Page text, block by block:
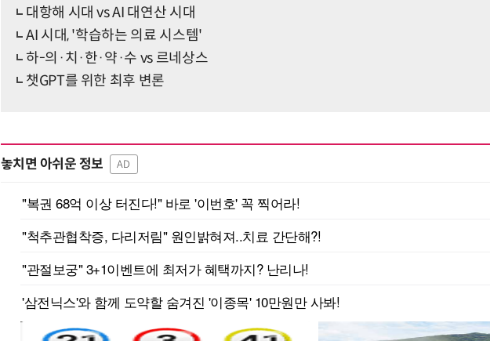
대항해 시대 vs AI 대연산 시대
AI 시대, '학습하는 의료 시스템'
하-의·치·한·약·수 vs 르네상스
챗GPT를 위한 최후 변론
놓치면 아쉬운 정보 AD